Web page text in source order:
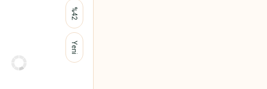
%42
Yeni